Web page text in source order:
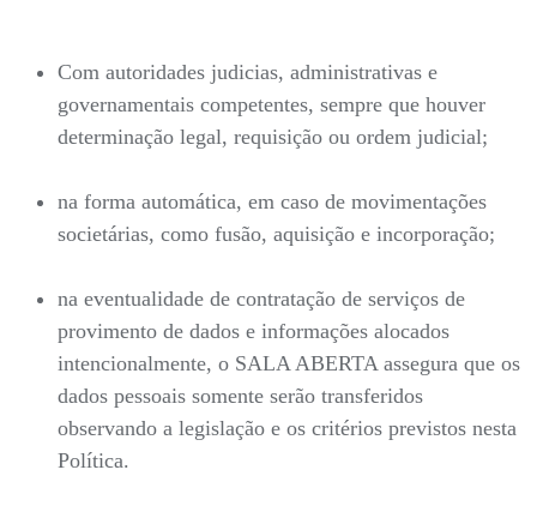
Com autoridades judicias, administrativas e
governamentais competentes, sempre que houver
determinação legal, requisição ou ordem judicial;
na forma automática, em caso de movimentações
societárias, como fusão, aquisição e incorporação;
na eventualidade de contratação de serviços de
provimento de dados e informações alocados
intencionalmente, o SALA ABERTA assegura que os
dados pessoais somente serão transferidos
observando a legislação e os critérios previstos nesta
Política.